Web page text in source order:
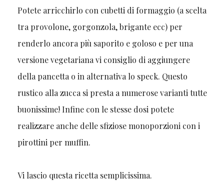
Potete arricchirlo con cubetti di formaggio (a scelta
tra provolone, gorgonzola, brigante ecc) per
renderlo ancora più saporito e goloso e per una
versione vegetariana vi consiglio di aggiungere
della pancetta o in alternativa lo speck. Questo
rustico alla zucca si presta a numerose varianti tutte
buonissime! Infine con le stesse dosi potete
realizzare anche delle sfiziose monoporzioni con i
pirottini per muffin.
Vi lascio questa ricetta semplicissima.